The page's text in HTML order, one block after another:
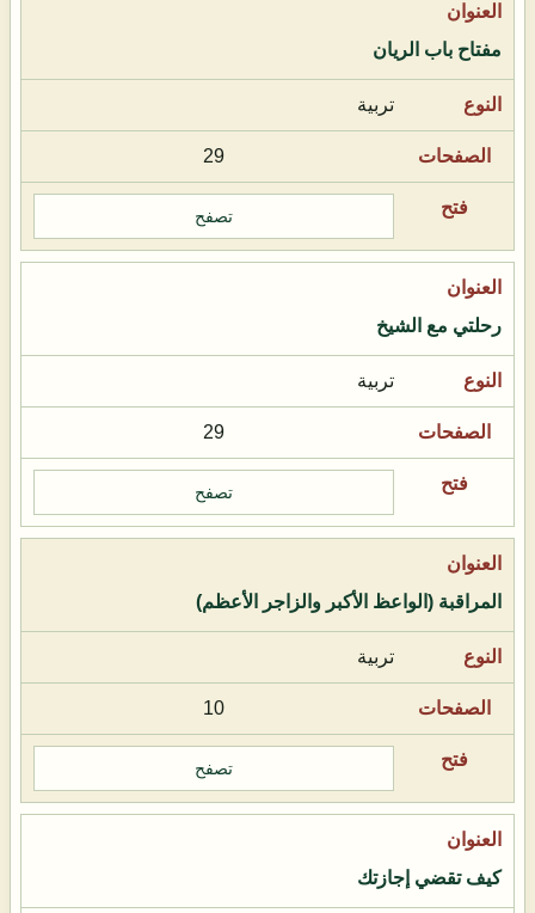
مفتاح باب الريان
تربية
29
تصفح
رحلتي مع الشيخ
تربية
29
تصفح
المراقبة (الواعظ الأكبر والزاجر الأعظم)
تربية
10
تصفح
كيف تقضي إجازتك